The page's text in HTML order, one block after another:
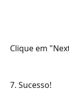
Clique em
7. Sucesso!